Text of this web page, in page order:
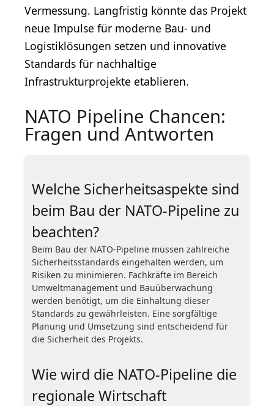
Vermessung. Langfristig könnte das Projekt
neue Impulse für moderne Bau- und
Logistiklösungen setzen und innovative
Standards für nachhaltige
Infrastrukturprojekte etablieren.
NATO Pipeline Chancen:
Fragen und Antworten
Welche Sicherheitsaspekte sind
beim Bau der NATO-Pipeline zu
beachten?
Beim Bau der NATO-Pipeline müssen zahlreiche
Sicherheitsstandards eingehalten werden, um
Risiken zu minimieren. Fachkräfte im Bereich
Umweltmanagement und Bauüberwachung
werden benötigt, um die Einhaltung dieser
Standards zu gewährleisten. Eine sorgfältige
Planung und Umsetzung sind entscheidend für
die Sicherheit des Projekts.
Wie wird die NATO-Pipeline die
regionale Wirtschaft